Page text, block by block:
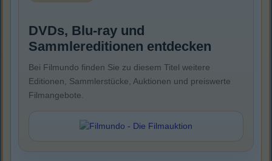
DVDs, Blu-ray und
Sammlereditionen entdecken
Bei Filmundo finden Sie zu diesem Titel weitere
Editionen, Sammlerstücke, Auktionen und preiswerte
Filmangebote.